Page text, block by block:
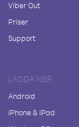
Viber Out
Priser
Support
LADDA NER
Android
iPhone & iPad